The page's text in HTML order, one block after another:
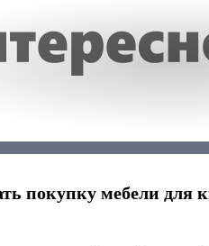
покупку мебели для